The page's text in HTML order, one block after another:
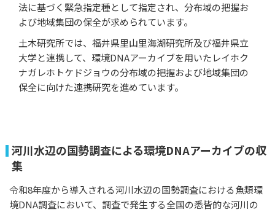
法に基づく緊急指定種として指定され、分布域の把握お
よび地域集団の保全が求められています。
土木研究所では、福井県里山里海湖研究所及び福井県立
大学と連携して、環境DNAアーカイブを用いたレイホク
ナガレホトケドジョウの分布域の把握および地域集団の
保全に向けた連携研究を進めています。
河川水辺の国勢調査による環境DNAアーカイブの収
集
令和8年度から導入される河川水辺の国勢調査における魚類環
境DNA調査において、調査で発生する全国の悉皆的な河川の